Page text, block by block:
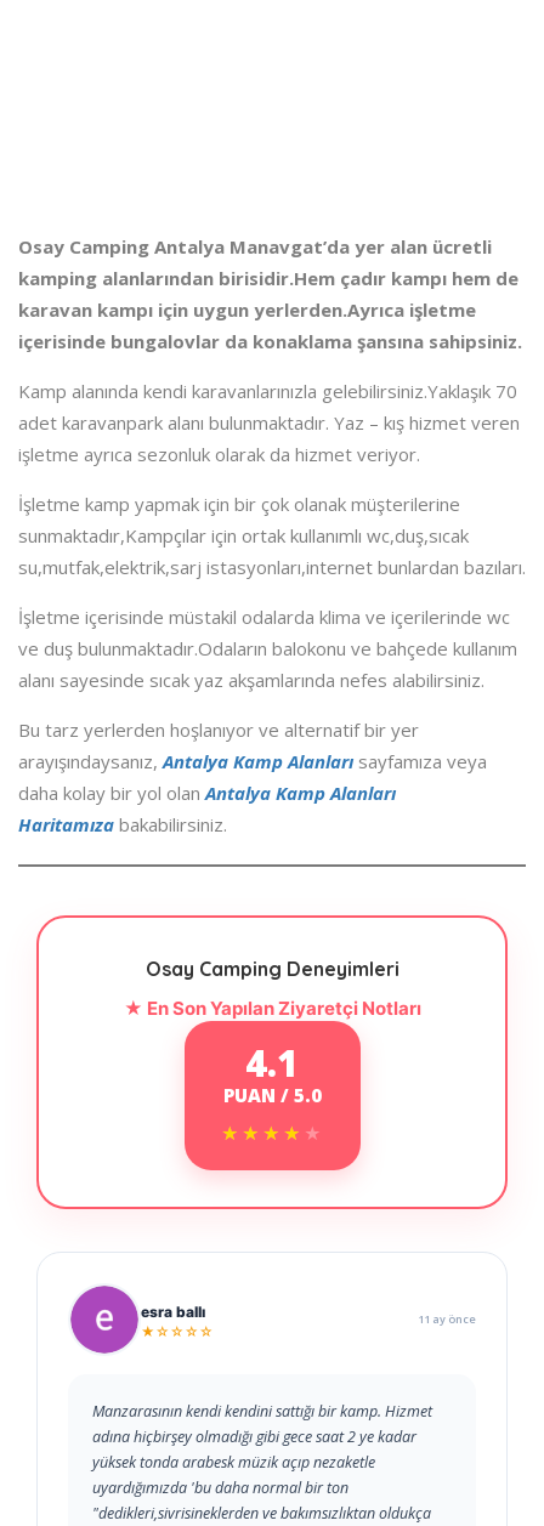
Osay Camping Antalya Manavgat’da yer alan ücretli
kamping alanlarından birisidir.Hem çadır kampı hem de
karavan kampı için uygun yerlerden.Ayrıca işletme
içerisinde bungalovlar da konaklama şansına sahipsiniz.
Kamp alanında kendi karavanlarınızla gelebilirsiniz.Yaklaşık 70
adet karavanpark alanı bulunmaktadır. Yaz – kış hizmet veren
işletme ayrıca sezonluk olarak da hizmet veriyor.
İşletme kamp yapmak için bir çok olanak müşterilerine
sunmaktadır,Kampçılar için ortak kullanımlı wc,duş,sıcak
su,mutfak,elektrik,sarj istasyonları,internet bunlardan bazıları.
İşletme içerisinde müstakil odalarda klima ve içerilerinde wc
ve duş bulunmaktadır.Odaların balokonu ve bahçede kullanım
alanı sayesinde sıcak yaz akşamlarında nefes alabilirsiniz.
Bu tarz yerlerden hoşlanıyor ve alternatif bir yer
arayışındaysanız,Antalya Kamp Alanları sayfamıza veya
daha kolay bir yol olanAntalya Kamp Alanları
Haritamıza bakabilirsiniz.
Osay Camping Deneyimleri
★ En Son Yapılan Ziyaretçi Notları
4.1
PUAN / 5.0
★★★★★
★★★★★
esra ballı
★☆☆☆☆
11 ay önce
Manzarasının kendi kendini sattığı bir kamp. Hizmet
adına hiçbirşey olmadığı gibi gece saat 2 ye kadar
yüksek tonda arabesk müzik açıp nezaketle
uyardığımızda 'bu daha normal bir ton
"dedikleri,sivrisineklerden ve bakımsızlıktan oldukça